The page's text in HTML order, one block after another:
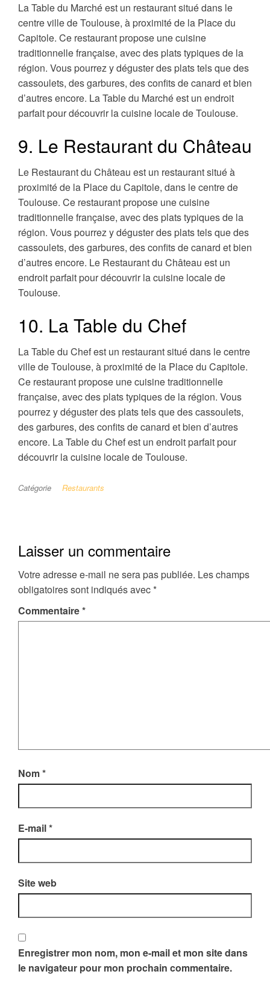
La Table du Marché est un restaurant situé dans le
centre ville de Toulouse, à proximité de la Place du
Capitole. Ce restaurant propose une cuisine
traditionnelle française, avec des plats typiques de la
région. Vous pourrez y déguster des plats tels que des
cassoulets, des garbures, des confits de canard et bien
d’autres encore. La Table du Marché est un endroit
parfait pour découvrir la cuisine locale de Toulouse.
9. Le Restaurant du Château
Le Restaurant du Château est un restaurant situé à
proximité de la Place du Capitole, dans le centre de
Toulouse. Ce restaurant propose une cuisine
traditionnelle française, avec des plats typiques de la
région. Vous pourrez y déguster des plats tels que des
cassoulets, des garbures, des confits de canard et bien
d’autres encore. Le Restaurant du Château est un
endroit parfait pour découvrir la cuisine locale de
Toulouse.
10. La Table du Chef
La Table du Chef est un restaurant situé dans le centre
ville de Toulouse, à proximité de la Place du Capitole.
Ce restaurant propose une cuisine traditionnelle
française, avec des plats typiques de la région. Vous
pourrez y déguster des plats tels que des cassoulets,
des garbures, des confits de canard et bien d’autres
encore. La Table du Chef est un endroit parfait pour
découvrir la cuisine locale de Toulouse.
Catégorie Restaurants
Laisser un commentaire
Votre adresse e-mail ne sera pas publiée. Les champs
obligatoires sont indiqués avec *
Commentaire*
Nom*
E-mail*
Site web
Enregistrer mon nom, mon e-mail et mon site dans
le navigateur pour mon prochain commentaire.